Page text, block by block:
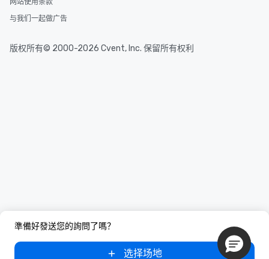
準備好發送您的詢問了嗎？
选择场地
网站使用条款
与我们一起做广告
版权所有© 2000-2026 Cvent, Inc. 保留所有权利